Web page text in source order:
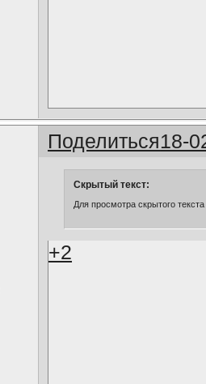
Поделиться18-
Скрытый текст:
Для просмотра скрытого
+2